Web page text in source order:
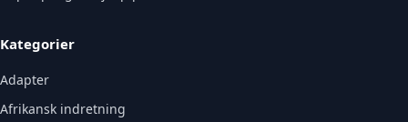
Kategorier
Adapter
Afrikansk indretning